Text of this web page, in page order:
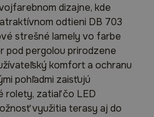
dizajne, kde
odtieni DB 703
strešné lamely vo farbe
pod pergolou prirodzene
komfort a ochranu
pohľadmi zaisťujú
rolety, zatiaľ čo LED
využitia terasy aj do